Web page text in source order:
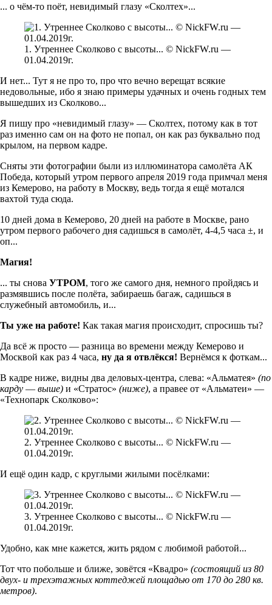
... о чём-то поёт, невидимый глазу «Сколтех»...
1. Утреннее Сколково с высоты... © NickFW.ru —
01.04.2019г.
И нет... Тут я не про то, про что вечно верещат всякие
недовольные, ибо я знаю примеры удачных и очень годных тем
вышедших из Сколково...
Я пишу про «невидимый глазу» — Сколтех, потому как в тот
раз именно сам он на фото не попал, он как раз буквально под
крылом, на первом кадре.
Сняты эти фотографии были из иллюминатора самолёта АК
Победа, который утром первого апреля 2019 года примчал меня
из Кемерово, на работу в Москву, ведь тогда я ещё мотался
вахтой туда сюда.
10 дней дома в Кемерово, 20 дней на работе в Москве, рано
утром первого рабочего дня садишься в самолёт, 4-4,5 часа ±, и
оп...
Магия!
... ты снова УТРОМ, того же самого дня, немного пройдясь и
размявшись после полёта, забираешь багаж, садишься в
служебный автомобиль, и...
Ты уже на работе! Как такая магия происходит, спросишь ты?
Да всё ж просто — разница во времени между Кемерово и
Москвой как раз 4 часа, ну да я отвлёкся! Вернёмся к фоткам...
В кадре ниже, видны два деловых-центра, слева: «Альматея» (по
карду — выше) и «Стратос» (ниже), а правее от «Альматеи» —
«Технопарк Сколково»:
2. Утреннее Сколково с высоты... © NickFW.ru —
01.04.2019г.
И ещё один кадр, с круглыми жилыми посёлками:
3. Утреннее Сколково с высоты... © NickFW.ru —
01.04.2019г.
Удобно, как мне кажется, жить рядом с любимой работой...
Тот что побольше и ближе, зовётся «Квадро» (состоящий из 80
двух- и трехэтажных коттеджей площадью от 170 до 280 кв.
метров).